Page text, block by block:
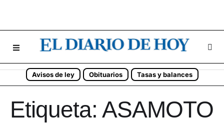
Avisos de ley Obituarios Tasas y balances
Etiqueta: ASAMOTO